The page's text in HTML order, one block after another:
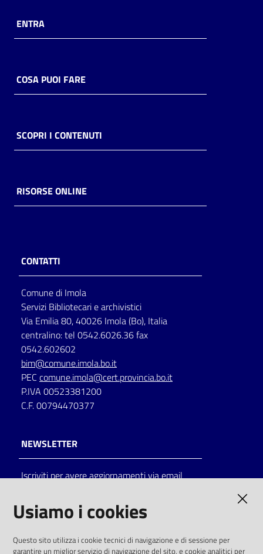
ENTRA
COSA PUOI FARE
SCOPRI I CONTENUTI
RISORSE ONLINE
CONTATTI
Comune di Imola
Servizi Bibliotecari e archivistici
Via Emilia 80, 40026 Imola (Bo), Italia
centralino: tel 0542.6026.36 fax
0542.602602
bim@comune.imola.bo.it
PEC comune.imola@cert.provincia.bo.it
P.IVA 00523381200
C.F. 00794470377
NEWSLETTER
Iscriviti per avere aggiornamenti via email
solo alle condizioni previste dalla direttiva
Usiamo i cookies
Questo sito utilizza i cookie tecnici di navigazione e di sessione per
garantire un miglior servizio di navigazione del sito, e cookie analitici per